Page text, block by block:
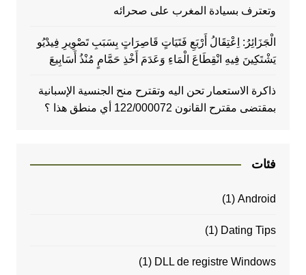
وتعترف بسيادة المغرب على صحرائه
الْجَزَائِرُ: اِعْتِقَالُ أَرْبَعِ فَتَيَاتٍ قَاصِرَاتٍ بِسَبَبِ تَصْوِيرِ فِيدْيُو
يَشْتَكِينَ فِيهِ انْقِطَاعَ الْمَاءِ وَعَدَمَ أَخْذِ حَمَّامٍ مُنْذُ أَسَابِيعَ
ذاكرة الاستعمار تحن اليه وتقترح منح الجنسية الإسبانية
بمقتضى مقترح القانون 122/000072 أي منطق هذا ؟
فئات
Android
(1)
Dating Tips
(1)
DLL de registre Windows
(1)